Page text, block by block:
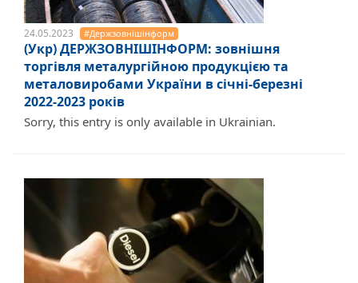
24.05.2023 #Держзовнішінформ
(Укр) ДЕРЖЗОВНІШІНФОРМ: зовнішня
торгівля металургійною продукцією та
металовиробами України в січні-березні
2022-2023 років
Sorry, this entry is only available in Ukrainian.